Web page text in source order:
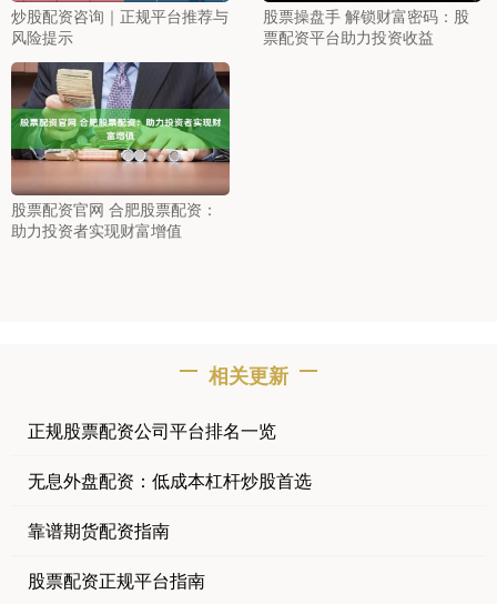
炒股配资咨询｜正规平台推荐与
风险提示
股票操盘手 解锁财富密码：股
票配资平台助力投资收益
股票配资官网 合肥股票配资：
助力投资者实现财富增值
相关更新
正规股票配资公司平台排名一览
无息外盘配资：低成本杠杆炒股首选
靠谱期货配资指南
股票配资正规平台指南